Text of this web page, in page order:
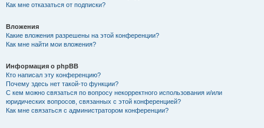
Как мне отказаться от подписки?
Вложения
Какие вложения разрешены на этой конференции?
Как мне найти мои вложения?
Информация о phpBB
Кто написал эту конференцию?
Почему здесь нет такой-то функции?
С кем можно связаться по вопросу некорректного использования и/или
юридических вопросов, связанных с этой конференцией?
Как мне связаться с администратором конференции?